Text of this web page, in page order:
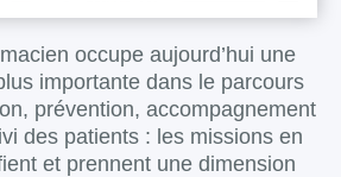
occupe aujourd’hui une
importante dans le parcours
prévention, accompagnement
des patients : les missions en
et prennent une dimension